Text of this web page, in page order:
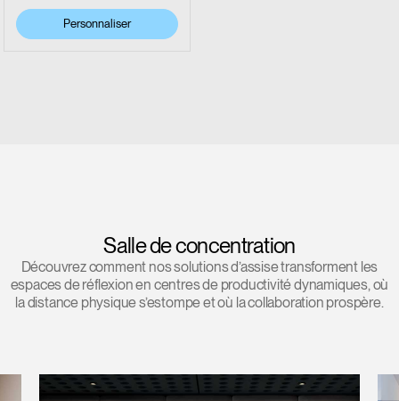
Personnaliser
Salle de concentration
Découvrez comment nos solutions d’assise transforment les
espaces de réflexion en centres de productivité dynamiques, où
la distance physique s’estompe et où la collaboration prospère.